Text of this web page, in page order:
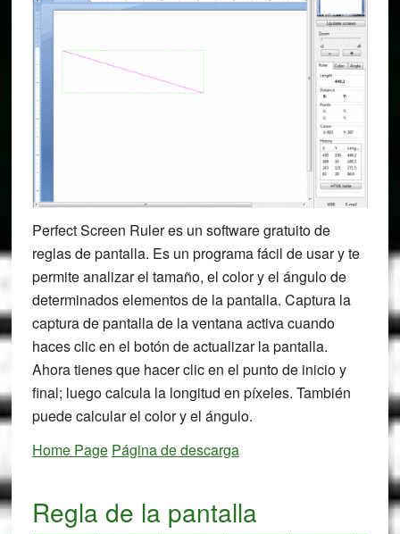
Perfect Screen Ruler es un software gratuito de
reglas de pantalla. Es un programa fácil de usar y te
permite analizar el tamaño, el color y el ángulo de
determinados elementos de la pantalla. Captura la
captura de pantalla de la ventana activa cuando
haces clic en el botón de actualizar la pantalla.
Ahora tienes que hacer clic en el punto de inicio y
final; luego calcula la longitud en píxeles. También
puede calcular el color y el ángulo.
Home Page Página de descarga
Regla de la pantalla